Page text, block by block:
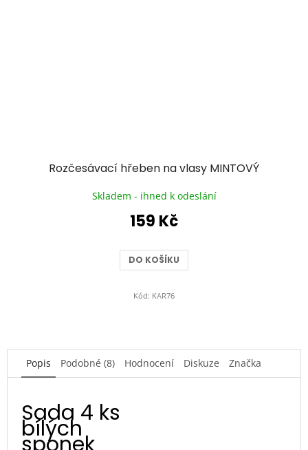
Rozčesávací hřeben na vlasy MINTOVÝ
Skladem - ihned k odeslání
159 Kč
DO KOŠÍKU
Kód: KAR76
Popis Podobné (8) Hodnocení Diskuze Značka
Sada 4 ks
bílých
sponek